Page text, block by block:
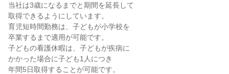
当社は3歳になるまでと期間を延長して
取得できるようにしています。
育児短時間勤務は、子どもが小学校を
卒業するまで適用が可能です。
子どもの看護休暇は、子どもが疾病に
かかった場合に子ども1人につき
年間5日取得することが可能です。